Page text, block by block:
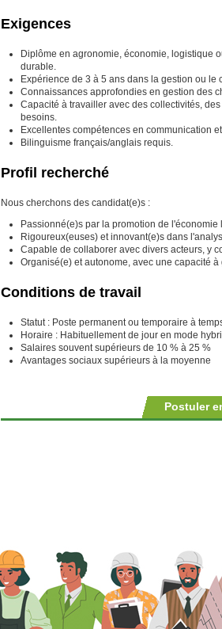
Exigences
Diplôme en agronomie, économie, logistique
durable.
Expérience de 3 à 5 ans dans la gestion ou
Connaissances approfondies en gestion des
Capacité à travailler avec des collectivités,
besoins.
Excellentes compétences en communication
Bilinguisme français/anglais requis.
Profil recherché
Nous cherchons des candidat(e)s :
Passionné(e)s par la promotion de
Rigoureux(euses) et innovant(e)s dans
Capable de collaborer avec divers acteurs, y
Organisé(e) et autonome, avec une capacité
Conditions de travail
Statut : Poste permanent ou temporaire à
Horaire : Habituellement de jour en mode
Salaires souvent supérieurs de 10 % à 25 %
Avantages sociaux supérieurs à la moyenne
Postuler